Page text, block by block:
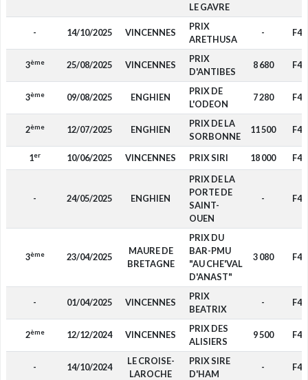
LE GAVRE
- 14/10/2025 VINCENNES
PRIX
ARETHUSA
- F4
3ème 25/08/2025 VINCENNES
PRIX
D'ANTIBES
8 680 F4
3ème 09/08/2025 ENGHIEN
PRIX DE
L'ODEON
7 280 F4
2ème 12/07/2025 ENGHIEN
PRIX DE LA
SORBONNE
11 500 F4
1er 10/06/2025 VINCENNES PRIX SIRI 18 000 F4
- 24/05/2025 ENGHIEN
PRIX DE LA
PORTE DE
SAINT-
OUEN
- F4
3ème 23/04/2025
MAURE DE
BRETAGNE
PRIX DU
BAR-PMU
"AU CHE'VAL
D'ANAST"
3 080 F4
- 01/04/2025 VINCENNES
PRIX
BEATRIX
- F4
2ème 12/12/2024 VINCENNES
PRIX DES
ALISIERS
9 500 F4
- 14/10/2024
LE CROISE-
LAROCHE
PRIX SIRE
D'HAM
- F4